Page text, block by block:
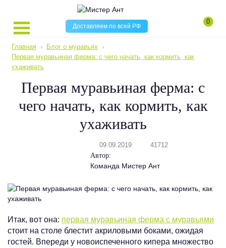
Доставляем по всей РФ
0
Главная
Блог о муравьях
Первая муравьиная ферма: с чего начать, как кормить, как
ухаживать
Первая муравьиная ферма: с
чего начать, как кормить, как
ухаживать
09.09.2019
41712
Автор:
Команда Мистер Ант
Итак, вот она: первая муравьиная ферма с муравьями
стоит на столе блестит акриловыми боками, ожидая
гостей. Впереди у новоиспеченного кипера множество